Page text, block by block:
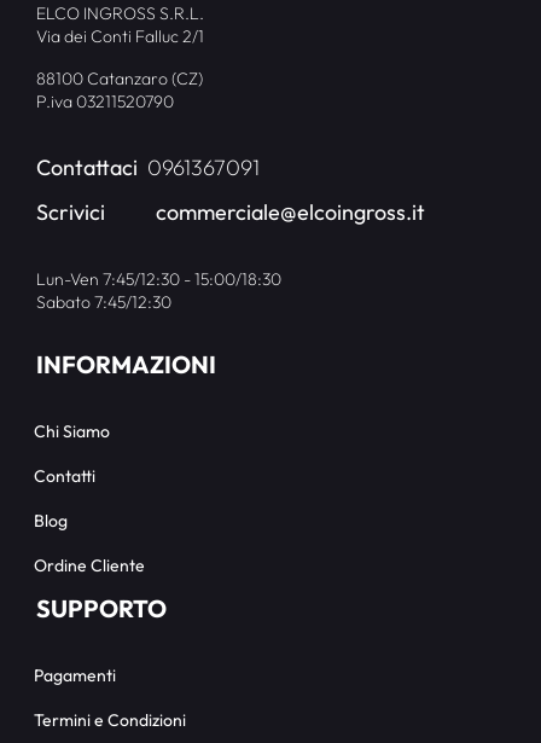
ELCO INGROSS S.R.L.
Via dei Conti Falluc 2/1
88100 Catanzaro (CZ)
P.iva 03211520790
Contattaci 0961367091
Scrivici
commerciale@elcoingross.it
Lun-Ven 7:45/12:30 - 15:00/18:30
Sabato 7:45/12:30
INFORMAZIONI
Chi Siamo
Contatti
Blog
Ordine Cliente
SUPPORTO
Pagamenti
Termini e Condizioni